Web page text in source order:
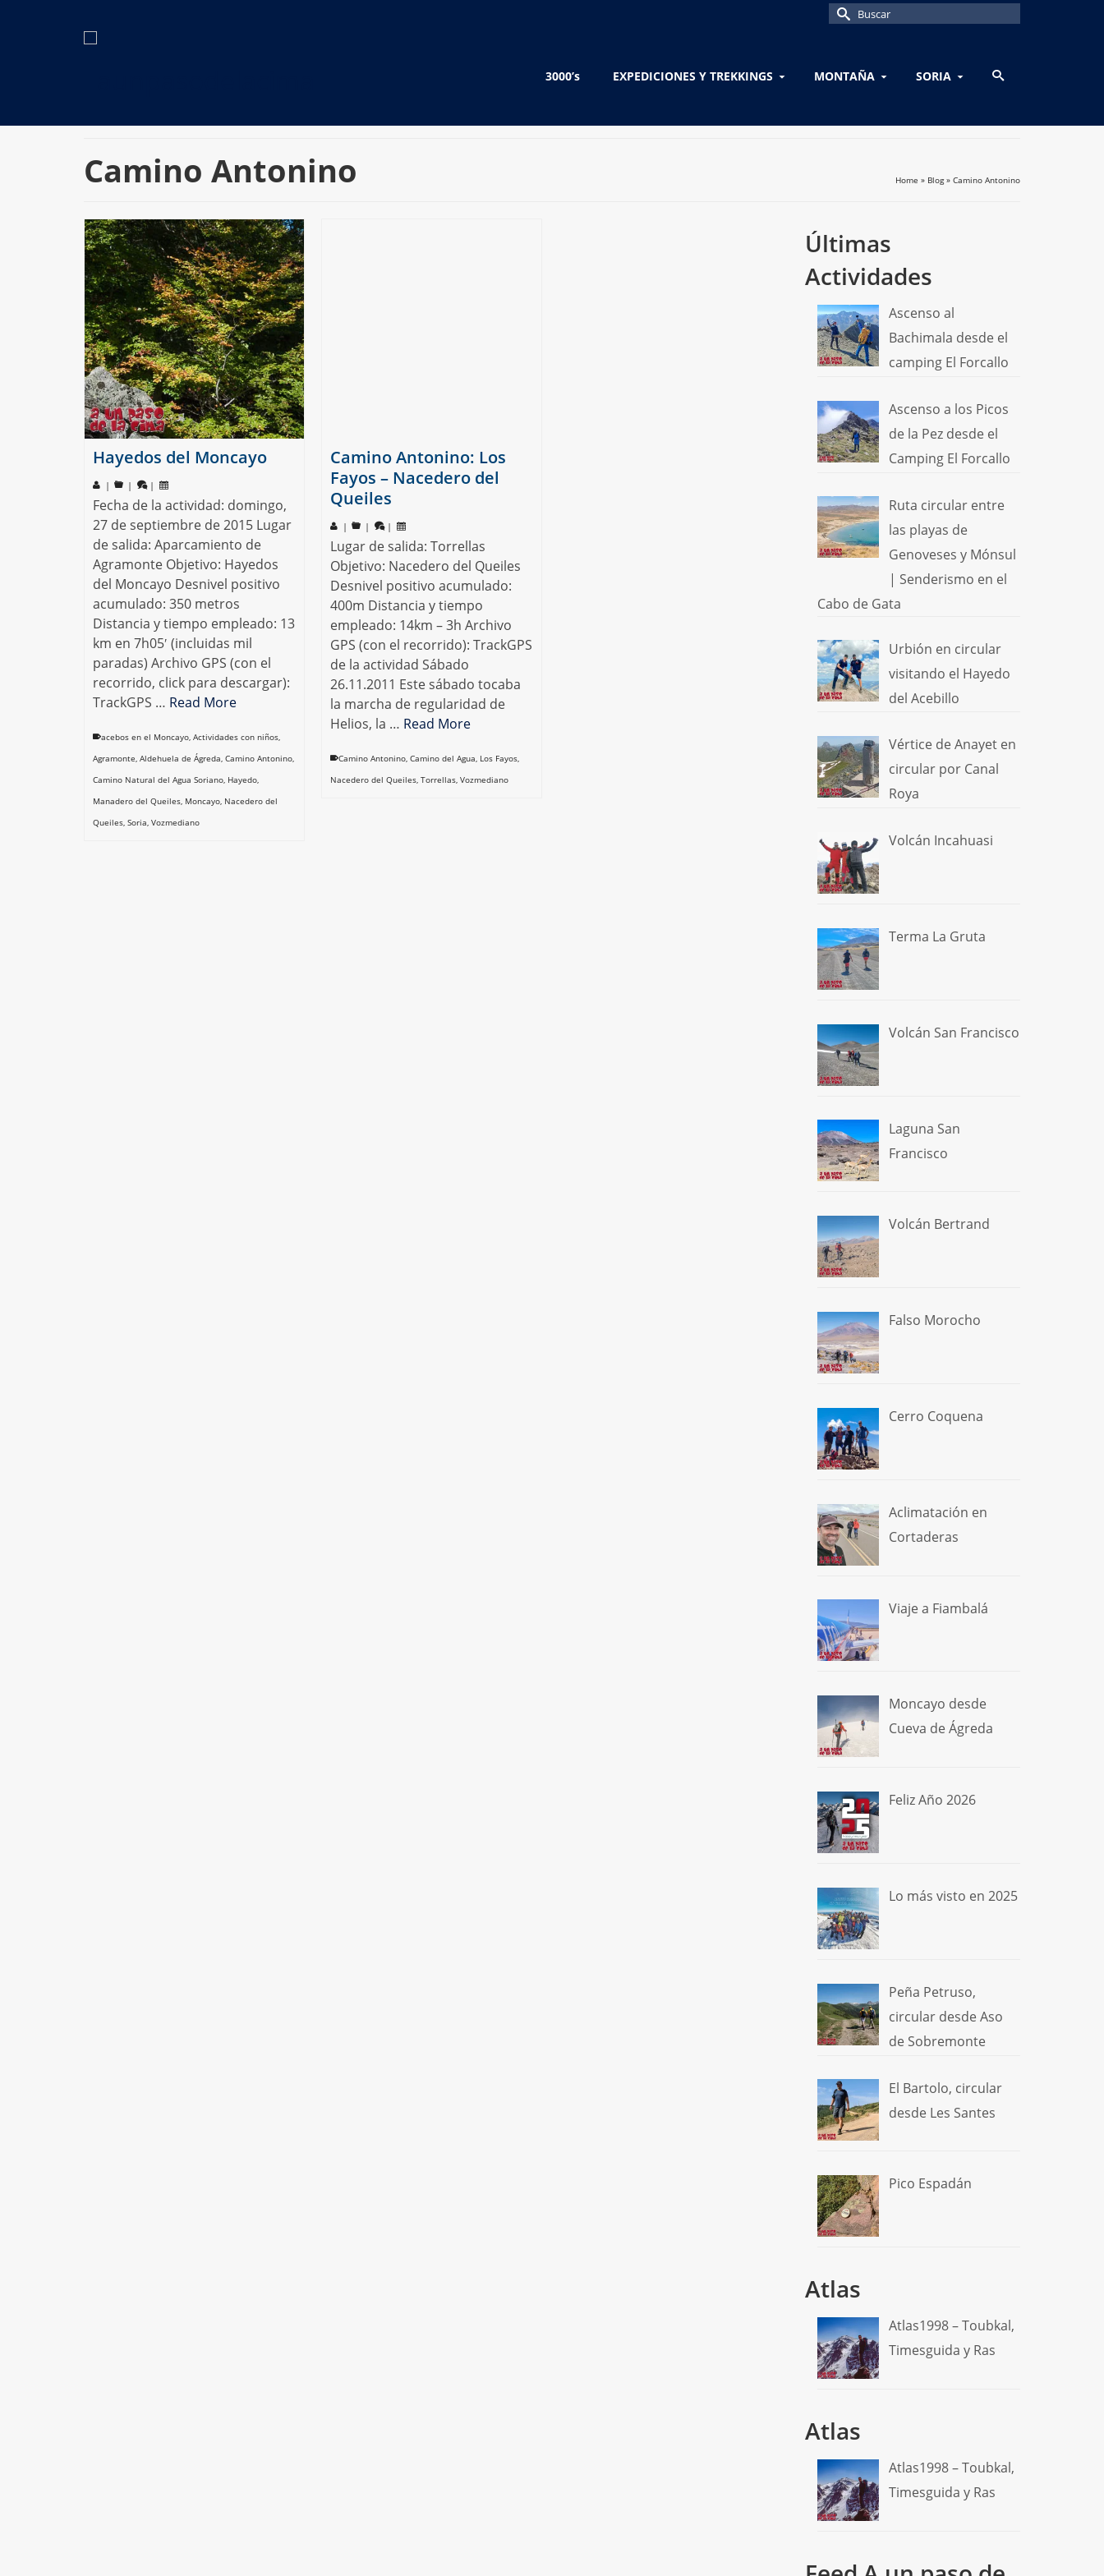
Buscar
3000’s EXPEDICIONES Y TREKKINGS MONTAÑA SORIA
Camino Antonino Home » Blog » Camino Antonino
Hayedos del Moncayo
| | |
Fecha de la actividad: domingo,
27 de septiembre de 2015 Lugar
de salida: Aparcamiento de
Agramonte Objetivo: Hayedos
del Moncayo Desnivel positivo
acumulado: 350 metros
Distancia y tiempo empleado: 13
km en 7h05′ (incluidas mil
paradas) Archivo GPS (con el
recorrido, click para descargar):
TrackGPS … Read More
acebos en el Moncayo, Actividades con niños,
Agramonte, Aldehuela de Ágreda, Camino Antonino,
Camino Natural del Agua Soriano, Hayedo,
Manadero del Queiles, Moncayo, Nacedero del
Queiles, Soria, Vozmediano
Camino Antonino: Los
Fayos – Nacedero del
Queiles
| | |
Lugar de salida: Torrellas
Objetivo: Nacedero del Queiles
Desnivel positivo acumulado:
400m Distancia y tiempo
empleado: 14km – 3h Archivo
GPS (con el recorrido): TrackGPS
de la actividad Sábado
26.11.2011 Este sábado tocaba
la marcha de regularidad de
Helios, la … Read More
Camino Antonino, Camino del Agua, Los Fayos,
Nacedero del Queiles, Torrellas, Vozmediano
Últimas
Actividades
Ascenso al
Bachimala desde el
camping El Forcallo
Ascenso a los Picos
de la Pez desde el
Camping El Forcallo
Ruta circular entre
las playas de
Genoveses y Mónsul
| Senderismo en el
Cabo de Gata
Urbión en circular
visitando el Hayedo
del Acebillo
Vértice de Anayet en
circular por Canal
Roya
Volcán Incahuasi
Terma La Gruta
Volcán San Francisco
Laguna San
Francisco
Volcán Bertrand
Falso Morocho
Cerro Coquena
Aclimatación en
Cortaderas
Viaje a Fiambalá
Moncayo desde
Cueva de Ágreda
Feliz Año 2026
Lo más visto en 2025
Peña Petruso,
circular desde Aso
de Sobremonte
El Bartolo, circular
desde Les Santes
Pico Espadán
Atlas
Atlas1998 – Toubkal,
Timesguida y Ras
Atlas
Atlas1998 – Toubkal,
Timesguida y Ras